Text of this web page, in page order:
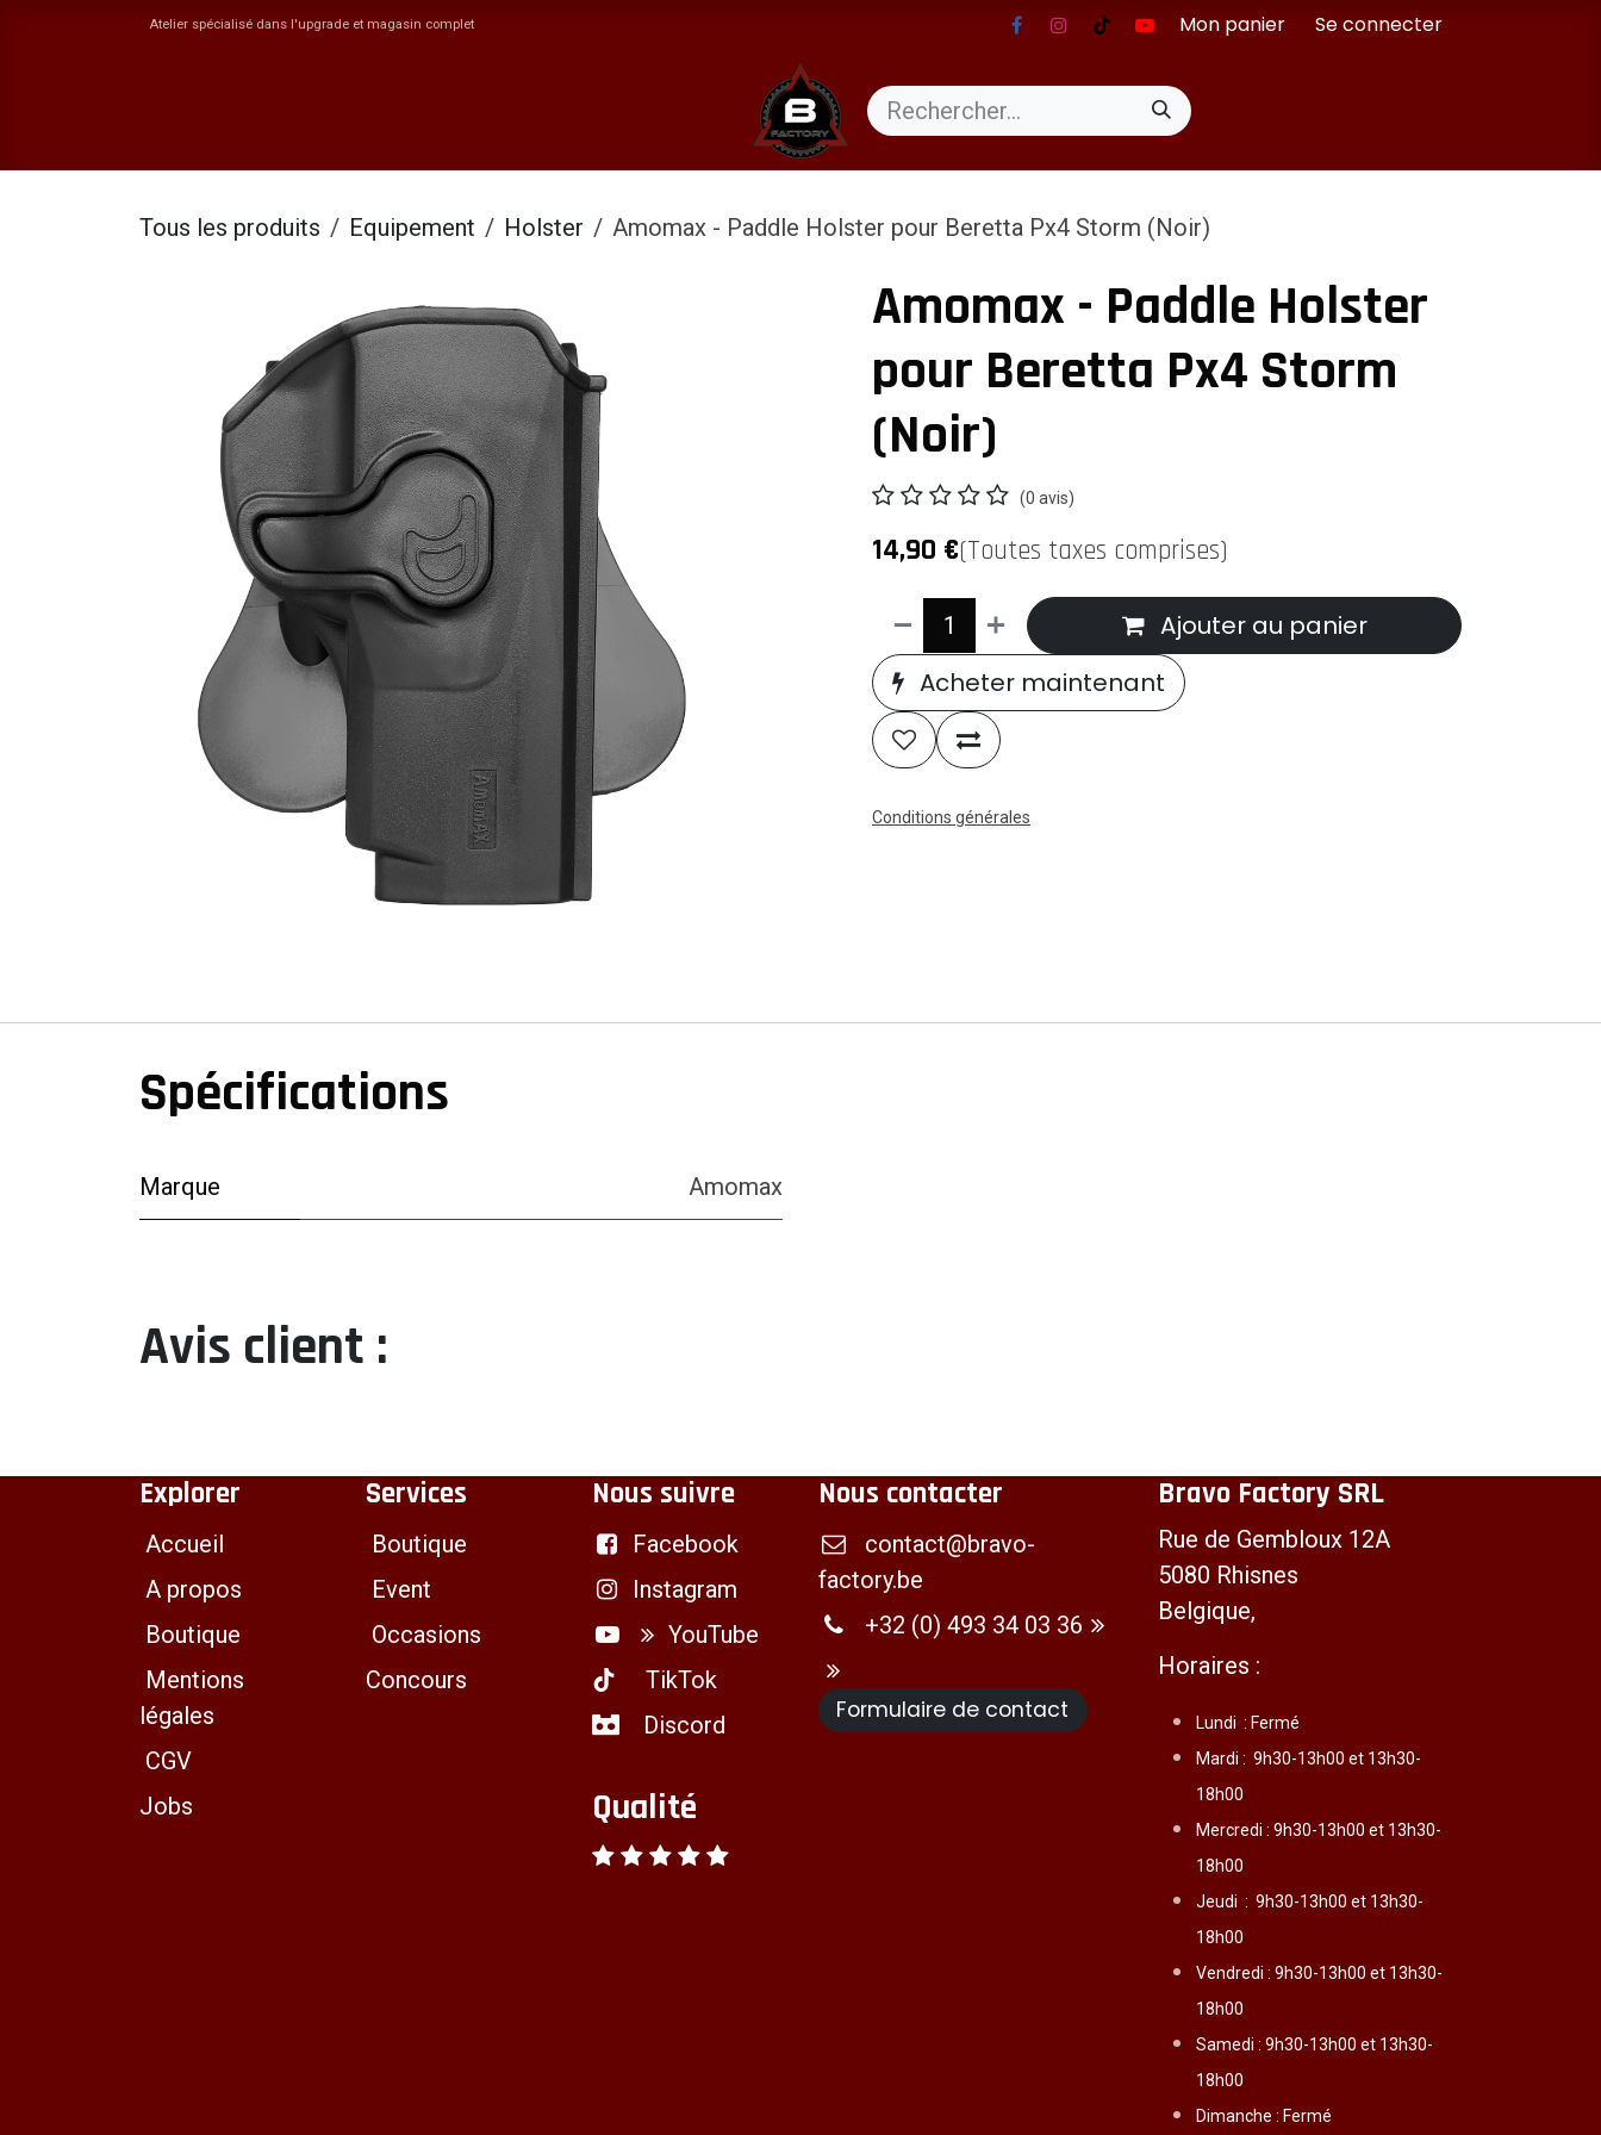
Se rendre au contenuAtelier spécialisé dans l'upgrade et magasin complet Mon panier Se connecter
Tous les produits Equipement Holster Amomax - Paddle Holster pour Beretta Px4 Storm (Noir)
Amomax - Paddle Holster
pour Beretta Px4 Storm
(Noir)
(0 avis)
14,90 €(Toutes taxes comprises)
Ajouter au panier
Acheter maintenant
Conditions générales
Spécifications
Marque Amomax
Avis client :
Explorer
Accueil
A propos
Boutique
Mentions
légales
CGV
Jobs
Services
Boutique
Event
Occasions
Concours
Nous suivre
Facebook
Instagram
YouTube
TikTok
Discord
Qualité
Nous contacter
contact@bravo-
factory.be
+32 (0) 493 34 03 36
Formulaire de contact
Bravo Factory SRL
Rue de Gembloux 12A
5080 Rhisnes
Belgique,
Horaires :
Lundi : Fermé
Mardi : 9h30-13h00 et 13h30-
18h00
Mercredi : 9h30-13h00 et 13h30-
18h00
Jeudi : 9h30-13h00 et 13h30-
18h00
Vendredi : 9h30-13h00 et 13h30-
18h00
Samedi : 9h30-13h00 et 13h30-
18h00
Dimanche : Fermé